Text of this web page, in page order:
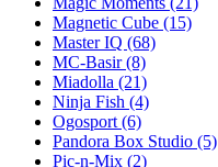
Magnetic Cube (15)
Master IQ (68)
MC-Basir(8)
Miadolla (21)
Ninja Fish (4)
Ogosport (6)
Pandora Box Studio (5)
Pic-n-Mix (2)